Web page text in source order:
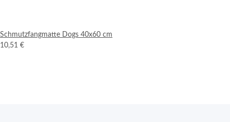
Schmutzfangmatte Dogs 40x60 cm
10,51 €